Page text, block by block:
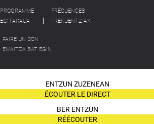
PROGRAMME
EGITARAUA
FRÉQUENCES
FREKUENTZIAK
FAIRE UN DON
EMAITZA BAT EGIN
ENTZUN ZUZENEAN
ÉCOUTER LE DIRECT
BER ENTZUN
RÉÉCOUTER